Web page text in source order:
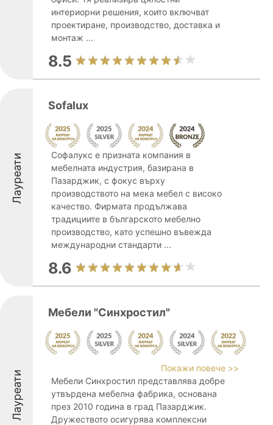
интериорни решения, които включват
проектиране, производство, доставка и
монтаж ...
8.5
Лауреати
Sofalux
Софалукс е призната компания в
мебелната индустрия, базирана в
Пазарджик, с фокус върху
производството на мека мебел с високо
качество. Фирмата продължава
традициите в българското мебелно
производство, като успешно въвежда
международни стандарти ...
8.6
Лауреати
Мебели "Синхростил"
Покажи повече >>
Мебели Синхростил представлява добре
утвърдена мебелна фабрика, основана
през 2010 година в град Пазарджик.
Дружеството осигурява комплексни